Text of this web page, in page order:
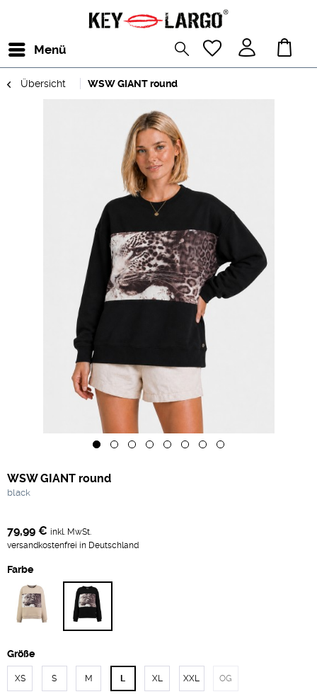
Menü
Übersicht WSW GIANT round
WSW GIANT round
black
79,99 € inkl. MwSt.
versandkostenfrei in Deutschland
Farbe
Größe
XS S M L XL XXL OG